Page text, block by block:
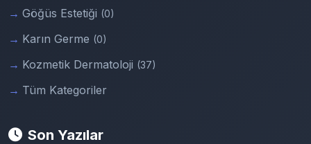
Göğüs Estetiği (0)
Karın Germe (0)
Kozmetik Dermatoloji (37)
Tüm Kategoriler
Son Yazılar